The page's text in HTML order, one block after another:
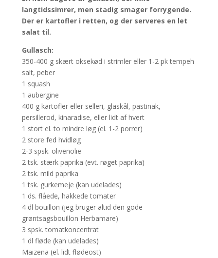
langtidssimrer, men stadig smager forrygende.
Der er kartofler i retten, og der serveres en let
salat til.
Gullasch:
350-400 g skært oksekød i strimler eller 1-2 pk tempeh
salt, peber
1 squash
1 aubergine
400 g kartofler eller selleri, glaskål, pastinak,
persillerod, kinaradise, eller lidt af hvert
1 stort el. to mindre løg (el. 1-2 porrer)
2 store fed hvidløg
2-3 spsk. olivenolie
2 tsk. stærk paprika (evt. røget paprika)
2 tsk. mild paprika
1 tsk. gurkemeje (kan udelades)
1 ds. flåede, hakkede tomater
4 dl bouillon (jeg bruger altid den gode
grøntsagsbouillon Herbamare)
3 spsk. tomatkoncentrat
1 dl fløde (kan udelades)
Maizena (el. lidt flødeost)